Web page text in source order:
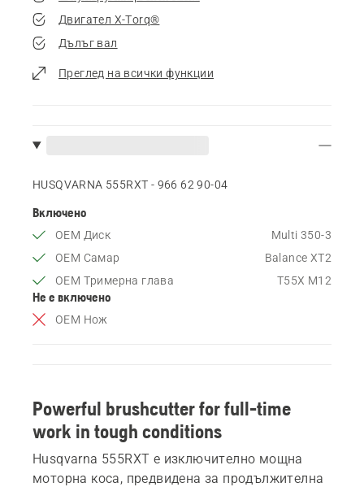
Двигател X-Torq®
Дълъг вал
Преглед на всички функции
HUSQVARNA 555RXT - 966 62 90‑04
Включено
OEM Диск
Multi 350-3
OEM Самар
Balance XT2
OEM Тримерна глава
T55X M12
Не е включено
OEM Нож
Powerful brushcutter for full-time
work in tough conditions
Husqvarna 555RXT е изключително мощна
моторна коса, предвидена за продължителна